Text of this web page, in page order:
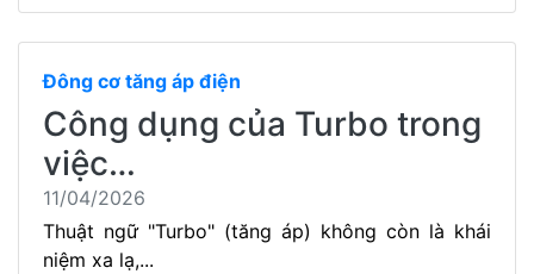
Đông cơ tăng áp điện
Công dụng của Turbo trong
việc…
11/04/2026
Thuật ngữ "Turbo" (tăng áp) không còn là khái
niệm xa lạ,...